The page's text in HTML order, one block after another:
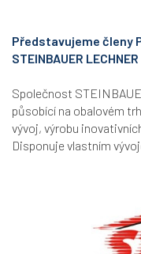
Představujeme členy
STEINBAUER
Společnost
působící na obalovém
vývoj, výrobu
Disponuje vlastním